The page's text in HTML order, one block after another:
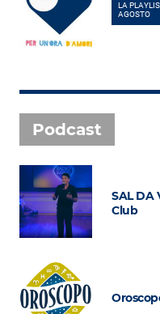
LA
AGOSTO
Podcast
SAL DA
Club